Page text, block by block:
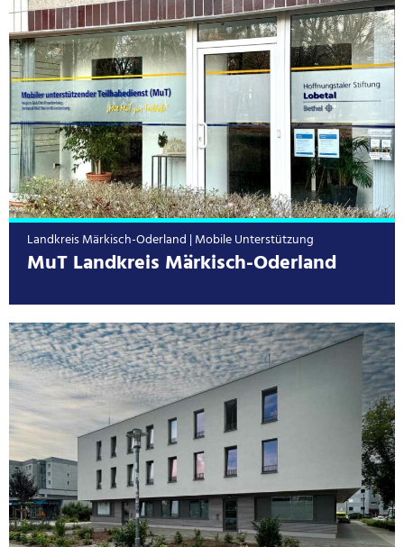
Landkreis Märkisch-Oderland | Mobile Unterstützung
MuT Landkreis Märkisch-Oderland